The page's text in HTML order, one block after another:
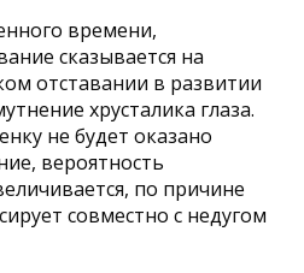
времени,
сказывается на
отставании в развитии
хрусталика глаза.
не будет оказано
вероятность
по причине
совместно с недугом